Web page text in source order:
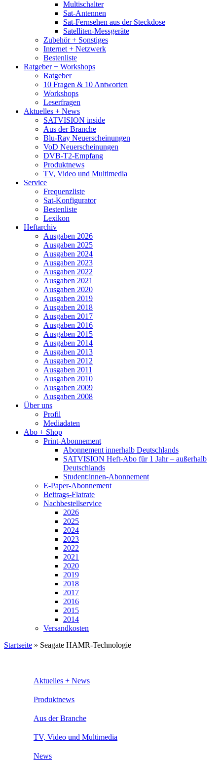
Multischalter
Sat-Antennen
Sat-Fernsehen aus der Steckdose
Satelliten-Messgeräte
Zubehör + Sonstiges
Internet + Netzwerk
Bestenliste
Ratgeber + Workshops
Ratgeber
10 Fragen & 10 Antworten
Workshops
Leserfragen
Aktuelles + News
SATVISION inside
Aus der Branche
Blu-Ray Neuerscheinungen
VoD Neuerscheinungen
DVB-T2-Empfang
Produktnews
TV, Video und Multimedia
Service
Frequenzliste
Sat-Konfigurator
Bestenliste
Lexikon
Heftarchiv
Ausgaben 2026
Ausgaben 2025
Ausgaben 2024
Ausgaben 2023
Ausgaben 2022
Ausgaben 2021
Ausgaben 2020
Ausgaben 2019
Ausgaben 2018
Ausgaben 2017
Ausgaben 2016
Ausgaben 2015
Ausgaben 2014
Ausgaben 2013
Ausgaben 2012
Ausgaben 2011
Ausgaben 2010
Ausgaben 2009
Ausgaben 2008
Über uns
Profil
Mediadaten
Abo + Shop
Print-Abonnement
Abonnement innerhalb Deutschlands
SATVISION Heft-Abo für 1 Jahr – außerhalb
Deutschlands
Student:innen-Abonnement
E-Paper-Abonnement
Beitrags-Flatrate
Nachbestellservice
2026
2025
2024
2023
2022
2021
2020
2019
2018
2017
2016
2015
2014
Versandkosten
Startseite » Seagate HAMR-Technologie
Aktuelles + News
Produktnews
Aus der Branche
TV, Video und Multimedia
News